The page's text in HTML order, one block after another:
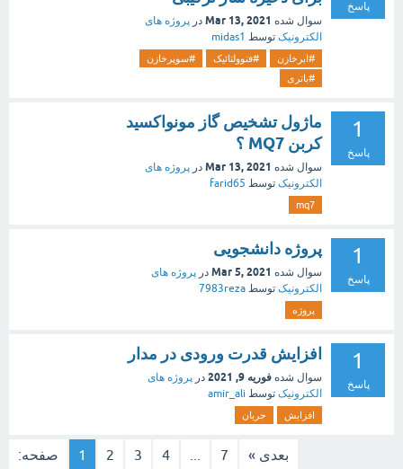
پاسخ
سوال شده Mar 13, 2021 در پروژه های
الکترونیک توسط midas1
#ابرخازن #فتوولتائیک
#سوپرخازن
#باتری
1
پاسخ
ماژول تشخیص گاز مونواکسید
کربن MQ7 ؟
سوال شده Mar 13, 2021 در پروژه های
الکترونیک توسط farid65
mq7
1
پاسخ
پروژه دانشجویی
سوال شده Mar 5, 2021 در پروژه های
الکترونیک توسط 7983reza
پروژه
1
پاسخ
افزایش قدرت ورودی در مدار
سوال شده فوریه 9, 2021 در پروژه های
الکترونیک توسط amir_ali
افزایش جریان
صفحه: 1 2 3 4 7 بعدی »